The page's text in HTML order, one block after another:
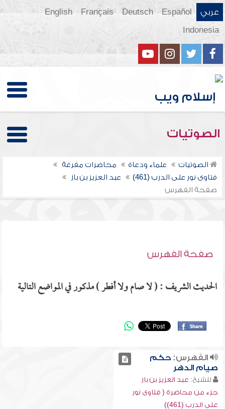
عربي Español
Deutsch
Français
English
Indonesia
الصوتيات
الصوتيات علماء ودعاة
محاضرات مفرغة
فتاوى نور على الدرب (461)
عبد العزيز بن باز
صفحة الفهرس
صفحة الفهرس
الحديث الشريف : ( لا صام ولا أفطر ) مذكور في المواضع التالية
الفهرس:حكم
صيام الدهر
للشيخ: عبد العزيز بن باز
جزء من محاضرة ( فتاوى نور
على الدرب (461))